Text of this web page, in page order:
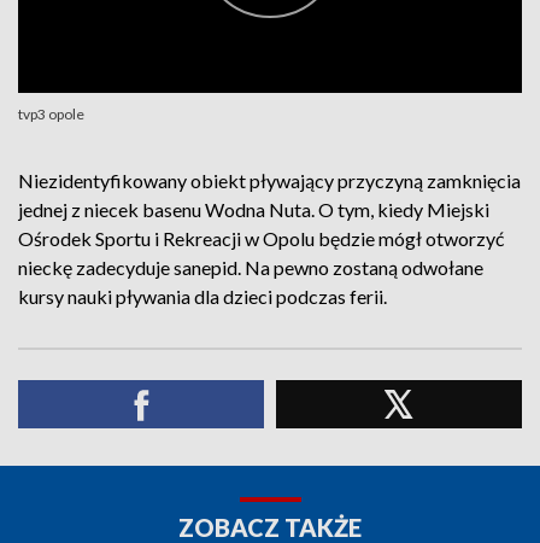
tvp3 opole
Niezidentyfikowany obiekt pływający przyczyną zamknięcia
jednej z niecek basenu Wodna Nuta. O tym, kiedy Miejski
Ośrodek Sportu i Rekreacji w Opolu będzie mógł otworzyć
nieckę zadecyduje sanepid. Na pewno zostaną odwołane
kursy nauki pływania dla dzieci podczas ferii.
ZOBACZ TAKŻE